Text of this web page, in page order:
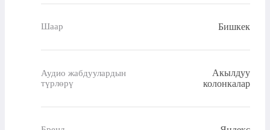
Шаар Бишкек
Аудио жабдуулардын
түрлөрү
Акылдуу
колонкалар